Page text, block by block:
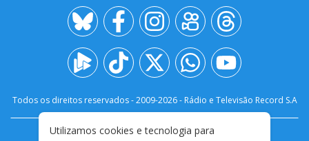
Todos os direitos reservados - 2009-2026- Rádio e Televisão Record S.A
PRIVACIDADE
Utilizamos cookies e tecnologia para